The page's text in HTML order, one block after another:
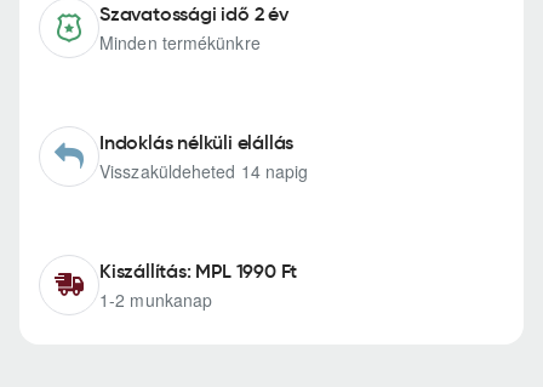
Szavatossági idő 2 év
Minden termékünkre
Indoklás nélküli elállás
Visszaküldeheted 14 napig
Kiszállítás: MPL 1990 Ft
1-2 munkanap